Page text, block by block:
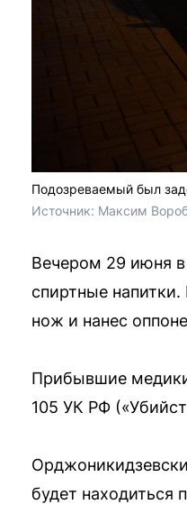
Подозреваемый был
Источник: Максим
Вечером 29 июня в
спиртные
нож и нанес
Прибывшие медики
105 УК РФ
будет находиться